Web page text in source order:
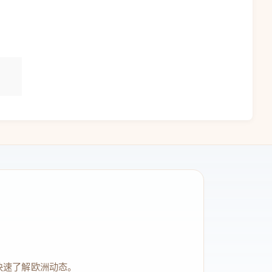
了解欧洲动态。